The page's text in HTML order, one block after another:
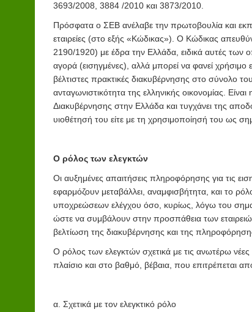
3693/2008, 3884 /2010 και 3873/2010.
Πρόσφατα ο ΣΕΒ ανέλαβε την πρωτοβουλία και
εταιρείες (στο εξής «Κώδικας»). Ο Κώδικας
2190/1920) με έδρα την Ελλάδα, ειδικά αυτές των
αγορά (εισηγμένες), αλλά μπορεί να φανεί χρήσιμο
βέλτιστες πρακτικές διακυβέρνησης στο σύνολο
ανταγωνιστικότητα της ελληνικής οικονομίας.
Διακυβέρνησης στην Ελλάδα και τυγχάνει της
υιοθέτησή του είτε με τη χρησιμοποίησή του ως
Ο ρόλος των ελεγκτών
Οι αυξημένες απαιτήσεις πληροφόρησης για τις
εφαρμόζουν μεταβάλλει, αναμφισβήτητα, και το
υποχρεώσεων ελέγχου όσο, κυρίως, λόγω του
ώστε να συμβάλουν στην προσπάθεια των
βελτίωση της διακυβέρνησης και της
Ο ρόλος των ελεγκτών σχετικά με τις ανωτέρω νέες
πλαίσιο και στο βαθμό, βέβαια, που επιτρέπεται
α. Σχετικά με τον ελεγκτικό ρόλο